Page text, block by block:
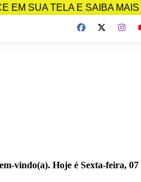
EM SUA TELA E SAIBA MAIS
vindo(a). Hoje é Sexta-feira, 07